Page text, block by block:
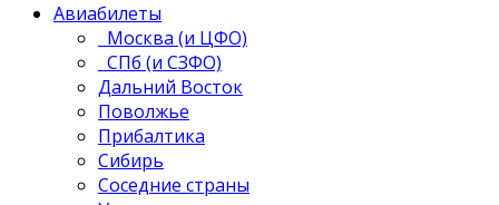
Авиабилеты
Москва (и ЦФО)
СПб (и СЗФО)
Дальний Восток
Поволжье
Прибалтика
Сибирь
Соседние страны